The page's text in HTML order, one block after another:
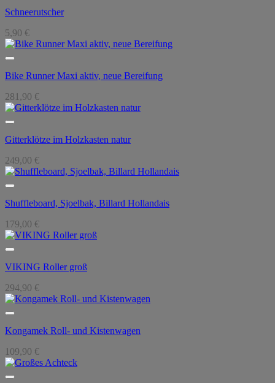
Schneerutscher
5,90 €
Bike Runner Maxi aktiv, neue Bereifung
281,90 €
Gitterklötze im Holzkasten natur
249,00 €
Shuffleboard, Sjoelbak, Billard Hollandais
179,00 €
VIKING Roller groß
294,90 €
Kongamek Roll- und Kistenwagen
109,90 €